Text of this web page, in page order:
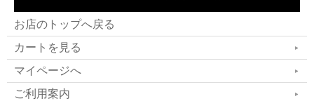
お店のトップへ戻る
カートを見る
マイページへ
ご利用案内